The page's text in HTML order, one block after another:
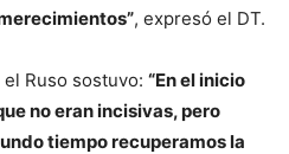
, expresó el DT.
Ruso sostuvo: “En el inicio
no eran incisivas, pero
tiempo recuperamos la